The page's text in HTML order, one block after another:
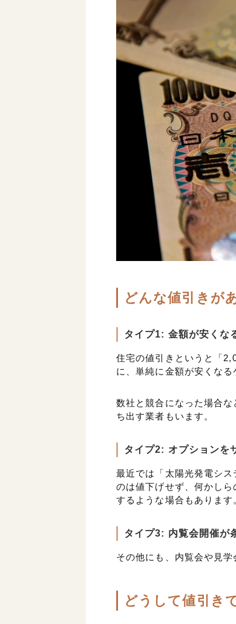
どんな値引きが
タイプ1: 金額が安くな
住宅の値引きというと「
に、単純に金額が安くなる
数社と競合になった場合
ち出す業者もいます。
タイプ2: オプションを
最近では「太陽光発電シ
のは値下げせず、何かし
するような場合もあります
タイプ3: 内覧会開催が
その他にも、内覧会や見
どうして値引き